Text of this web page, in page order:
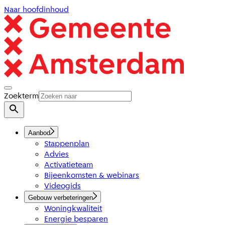
Naar hoofdinhoud
Zoekterm
Aanbod
Stappenplan
Advies
Activatieteam
Bijeenkomsten & webinars
Videogids
Gebouw verbeteringen
Woningkwaliteit
Energie besparen